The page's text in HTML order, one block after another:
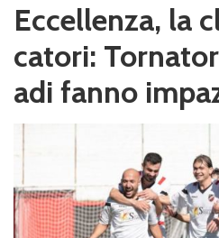
Eccellenza, la
catori:
adi fanno